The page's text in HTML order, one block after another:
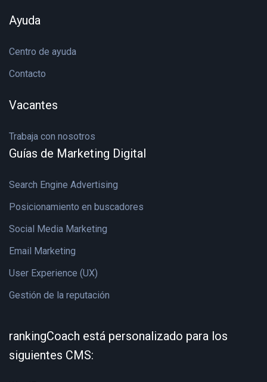
Ayuda
Centro de ayuda
Contacto
Vacantes
Trabaja con nosotros
Guías de Marketing Digital
Search Engine Advertising
Posicionamiento en buscadores
Social Media Marketing
Email Marketing
User Experience (UX)
Gestión de la reputación
rankingCoach está personalizado para los
siguientes CMS: